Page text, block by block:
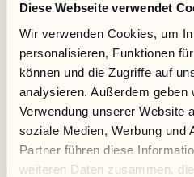
Diese Webseite verwendet
Wir verwenden Cookies, um
personalisieren, Funktionen
können und die Zugriffe auf
analysieren. Außerdem geben
Verwendung unserer Website
soziale Medien, Werbung und
Partner führen diese
weiteren Daten zusammen,
Terreni alla Maggia baute
die ersten Reisfelder in
Wahl des Reises spielten
darunter die Länge der
Trockenanbaus und die